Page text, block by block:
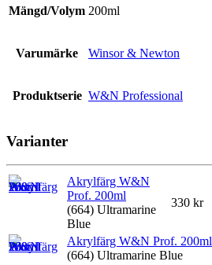
Mängd/Volym 200ml
Varumärke Winsor & Newton
Produktserie W&N Professional
Varianter
Akrylfärg W&N
Prof. 200ml
(664) Ultramarine
Blue
330 kr
Akrylfärg W&N Prof. 200ml
(664) Ultramarine Blue